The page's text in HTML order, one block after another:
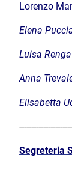
Lorenzo
Elena
Luisa Renga
Anna
Elisabetta
Segreteria